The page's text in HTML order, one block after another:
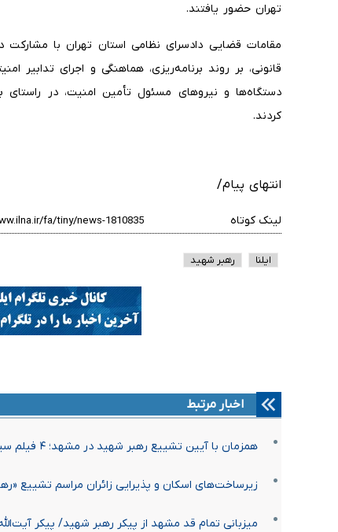
تهران حضور یافتند.
مقامات قضایی دادسرای نظامی استان تهران با
قانونی، بر روند برنامه‌ریزی، هماهنگی و اجرای تدابیر
دستگاه‌ها و نیرو‌های مسئول تأمین امنیت، در راستای
کردند.
انتهای پیام/
لینک کوتاه
ایلنا رهبر شهید
اخبار مرتبط
همزمان با آیین تشییع رهبر شهید در مشهد؛ ۴ فیلم سینمایی روی آنتن نمایش
زیرساخت‌های اسکان و پذیرایی زائران مراسم تشییع
میزبانی تمام قد مشهد از پیکر رهبر شهید/ پیکر